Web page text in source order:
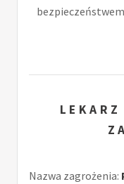
Nazwa zagrożenia: